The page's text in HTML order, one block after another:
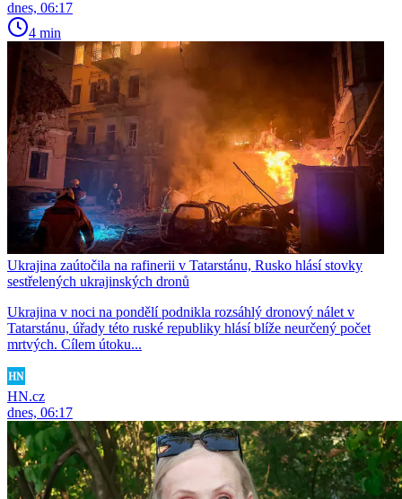
dnes, 06:17
4 min
Ukrajina zaútočila na rafinerii v Tatarstánu, Rusko hlásí stovky
sestřelených ukrajinských dronů
Ukrajina v noci na pondělí podnikla rozsáhlý dronový nálet v
Tatarstánu, úřady této ruské republiky hlásí blíže neurčený počet
mrtvých. Cílem útoku...
HN.cz
dnes, 06:17